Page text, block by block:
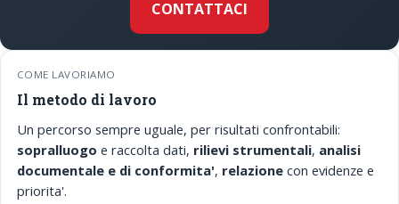
CONTATTACI
COME LAVORIAMO
Il metodo di lavoro
Un percorso sempre uguale, per risultati confrontabili:
sopralluogo e raccolta dati, rilievi strumentali, analisi
documentale e di conformita', relazione con evidenze e
priorita'.